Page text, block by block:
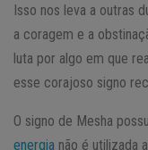
Isso nos leva a outras
a coragem e a
luta por algo em que
esse corajoso signo
O signo de Mesha
energia não é utilizada